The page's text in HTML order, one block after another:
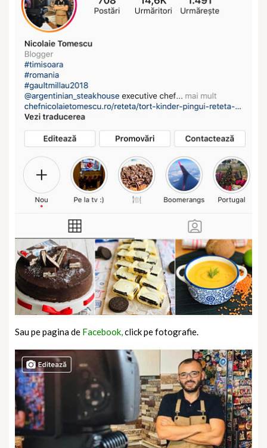
Sau pe pagina de Facebook,click pe fotografie.